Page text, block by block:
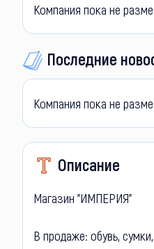
Компания пока не
Последние
Компания пока не
Описание
Магазин "ИМПЕРИЯ"
В продаже: обувь,